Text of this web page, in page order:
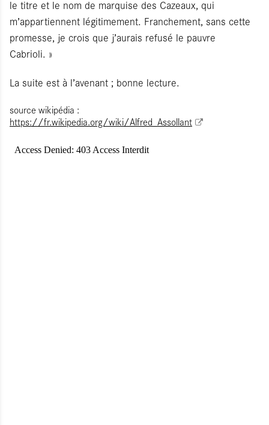
le titre et le nom de marquise des Cazeaux, qui
m’appartiennent légitimement. Franchement, sans cette
promesse, je crois que j’aurais refusé le pauvre
Cabrioli. »
La suite est à l’avenant ; bonne lecture.
source wikipédia :
https://fr.wikipedia.org/wiki/Alfred_Assollant